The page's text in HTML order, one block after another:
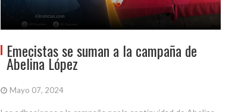
Emecistas se suman a la campaña de
Abelina López
Mayo 07, 2024